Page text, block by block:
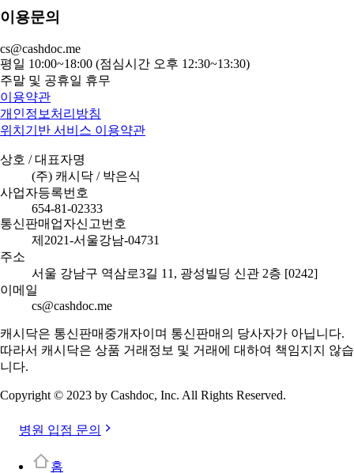
이용문의
cs@cashdoc.me
평일 10:00~18:00 (점심시간 오후 12:30~13:30)
주말 및 공휴일 휴무
이용약관
개인정보처리방침
위치기반 서비스 이용약관
상호 / 대표자명
(주) 캐시닥 / 박은식
사업자등록번호
654-81-02333
통신판매업자신고번호
제2021-서울강남-04731
주소
서울 강남구 역삼로3길 11, 광성빌딩 신관 2층 [0242]
이메일
cs@cashdoc.me
캐시닥은 통신판매중개자이며 통신판매의 당사자가 아닙니다.
따라서 캐시닥은 상품 거래정보 및 거래에 대하여 책임지지 않습
니다.
Copyright © 2023 by Cashdoc, Inc. All Rights Reserved.
병원 입점 문의
홈